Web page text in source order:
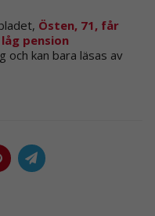
Östen, 71, får
pension
och kan bara läsas av